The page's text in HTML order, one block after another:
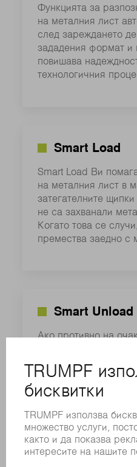
Функцията за
на металния лист
след зареждането
зададения формат и
повишава
технологичния
Smart Load
Smart Load Ви
на металния лист в
затегателните
не са захванали
Когато това се
премества заедно с
Smart Unload
Ако противно на
за детайли при
разпознава от
се отстрани бързо.